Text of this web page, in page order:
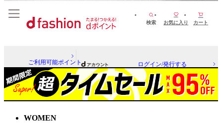
検索 お気に入り カート
ご利用可能ポイント ログイン/発行する
WOMEN